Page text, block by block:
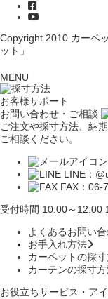
Copyright 2010 カーペ
ット」
MENU
お客様サポート
お問い合わせ・ご相談
ご注文や採寸方法、納
ご相談ください。
LINE：
FAX：06-
受付時間 10:00～12:00
よくあるお問い
お手入れ方法
カーペットの採
カーテンの採寸
お役立ちサービス・ア